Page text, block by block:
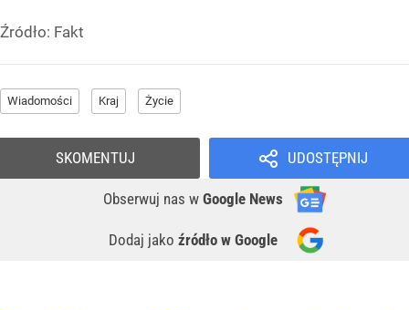
Źródło: Fakt
Wiadomości Kraj Życie
UDOSTĘPNIJ
Obserwuj nas w Google News
Dodaj jako źródło w Google
SKOMENTUJ